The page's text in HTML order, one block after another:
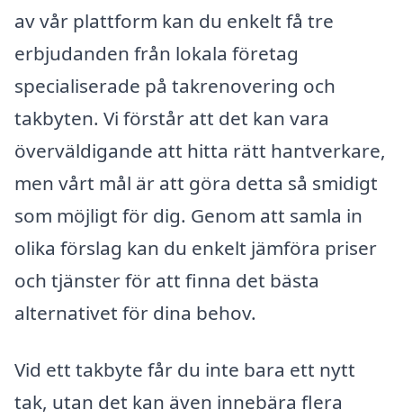
av vår plattform kan du enkelt få tre
erbjudanden från lokala företag
specialiserade på takrenovering och
takbyten. Vi förstår att det kan vara
överväldigande att hitta rätt hantverkare,
men vårt mål är att göra detta så smidigt
som möjligt för dig. Genom att samla in
olika förslag kan du enkelt jämföra priser
och tjänster för att finna det bästa
alternativet för dina behov.
Vid ett takbyte får du inte bara ett nytt
tak, utan det kan även innebära flera